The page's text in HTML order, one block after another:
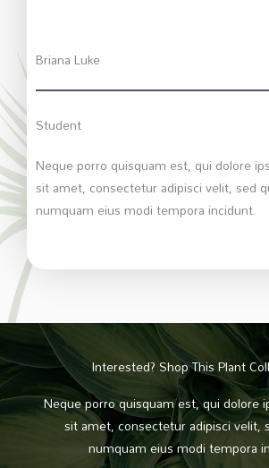
Briana Luke
Student
Neque porro quisquam est, qui dolore
sit amet, consectetur adipisci velit, sed
numquam eius modi tempora incidunt.
Interested? Shop This Plant
Neque porro quisquam est, qui dolore
sit amet, consectetur adipisci velit,
numquam eius modi tempora